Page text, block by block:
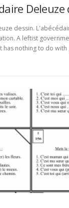
Deleuze
dessin.
A leftist
has nothing to do